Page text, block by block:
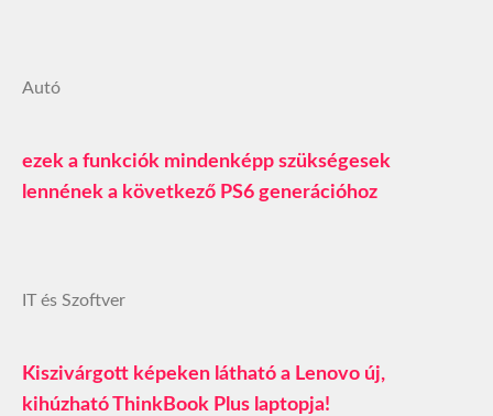
Autó
ezek a funkciók mindenképp szükségesek
lennének a következő PS6 generációhoz
IT és Szoftver
Kiszivárgott képeken látható a Lenovo új,
kihúzható ThinkBook Plus laptopja!